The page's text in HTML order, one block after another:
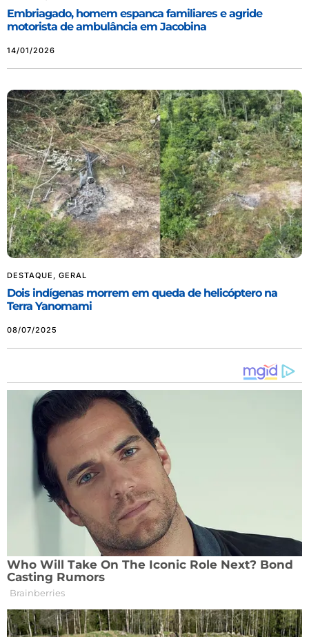
Embriagado, homem espanca familiares e agride
motorista de ambulância em Jacobina
14/01/2026
DESTAQUE , GERAL
Dois indígenas morrem em queda de helicóptero na
Terra Yanomami
08/07/2025